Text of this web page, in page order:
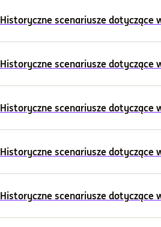
Historyczne scenariusze dotyczące
Historyczne scenariusze dotyczące
Historyczne scenariusze dotyczące
Historyczne scenariusze dotyczące
Historyczne scenariusze dotyczące